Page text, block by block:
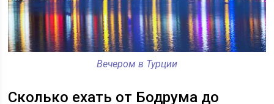
Вечером в Турции
Сколько ехать от Бодрума до